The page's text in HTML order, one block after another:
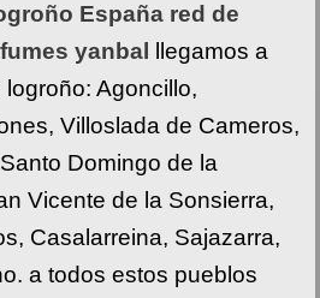
España red de
yanbal
llegamos a
Agoncillo,
Villoslada de Cameros,
Domingo de la
Vicente de la Sonsierra,
Casalarreina, Sajazarra,
a todos estos pueblos